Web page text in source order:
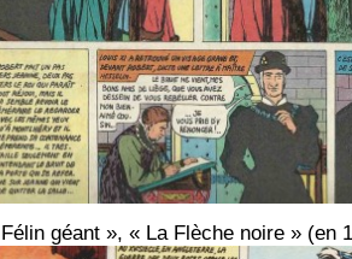
géant », « La Flèche noire » (en